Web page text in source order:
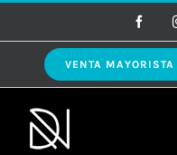
al
contenido
VENTA MAYORISTA